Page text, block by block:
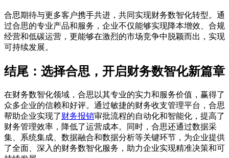
合思期待与更多客户携手共进，共同实现财务数智化转型。通
过合思的专业产品和服务，企业不仅能够实现降本增效、合规
经营和低碳运营，更能够在激烈的市场竞争中脱颖而出，实现
可持续发展。
结尾：选择合思，开启财务数智化新篇章
在财务数智化领域，合思以其专业的实力和服务价值，赢得了
众多企业的信赖和好评。通过敏捷的财务收支管理平台，合思
帮助企业实现了财务报销审批流程的自动化和智能化，提高了
财务管理效率，降低了运营成本。同时，合思还通过数据采
集、系统集成、数据融合和数据分析等关键环节，为企业提供
了全面、深入的财务数智化服务，助力企业实现精准决策和可